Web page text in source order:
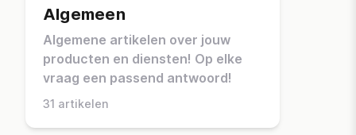
Algemeen
Algemene artikelen over jouw
producten en diensten! Op elke
vraag een passend antwoord!
31 artikelen